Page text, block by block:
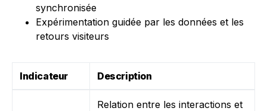
synchronisée
Expérimentation guidée par les données et les
retours visiteurs
Indicateur Description
Relation entre les interactions et